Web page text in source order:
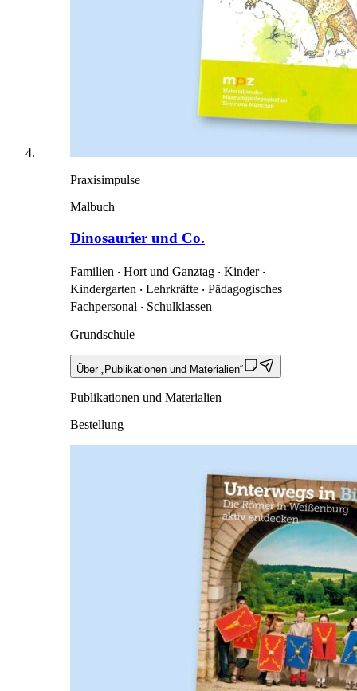
Praxisimpulse
Malbuch
Dinosaurier und Co.
Familien ‧ Hort und Ganztag ‧ Kinder ‧
Kindergarten ‧ Lehrkräfte ‧ Pädagogisches
Fachpersonal ‧ Schulklassen
Grundschule
Über „Publikationen und Materialien“
Publikationen und Materialien
Bestellung